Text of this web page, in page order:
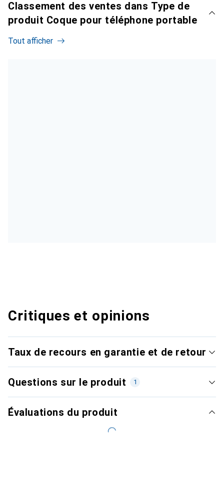
Classement des ventes dans Type de
produit Coque pour téléphone portable
Tout afficher
Critiques et opinions
Taux de recours en garantie et de retour
Questions sur le produit 1
Évaluations du produit